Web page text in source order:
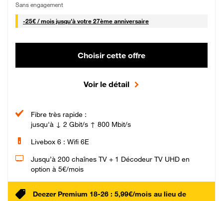
Sans engagement
-25€ / mois25 € par mois
jusqu'à votre 27ème anniversaire
Choisir cette offre
Voir le détail
Fibre très rapide :
jusqu'à ↓ 2 Gbit/s ↑ 800 Mbit/s
Livebox 6 : Wifi 6E
Jusqu’à 200 chaînes TV + 1 Décodeur TV UHD en
option à 5€/mois
Deezer Premium 18-26 : 5,99€/mois au lieu de